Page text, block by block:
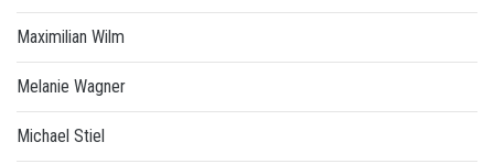
Maximilian Wilm
Melanie Wagner
Michael Stiel